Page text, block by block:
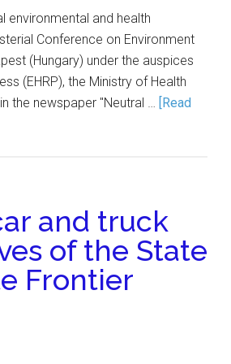
environmental and health
Conference on Environment
(Hungary) under the auspices
(EHRP), the Ministry of Health
the newspaper "Neutral … [Read
and truck
of the State
Frontier